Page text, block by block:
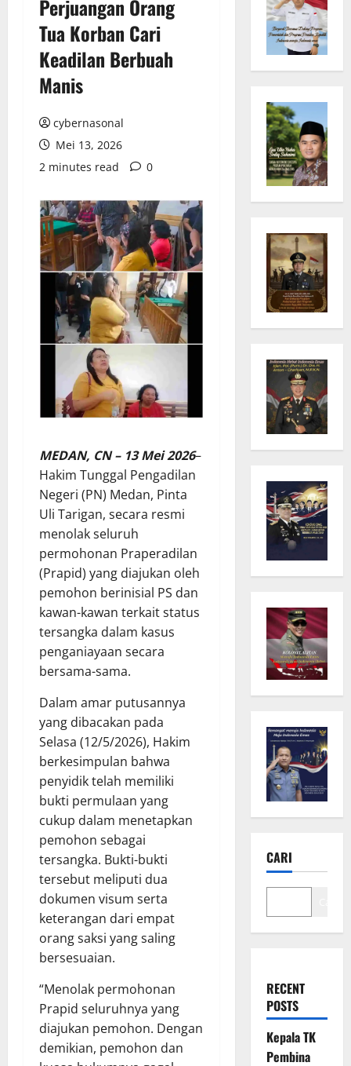
Perjuangan Orang
Tua Korban Cari
Keadilan Berbuah
Manis
cybernasonal
Mei 13, 2026
2 minutes read
0
MEDAN, CN – 13 Mei 2026–
Hakim Tunggal Pengadilan
Negeri (PN) Medan, Pinta
Uli Tarigan, secara resmi
menolak seluruh
permohonan Praperadilan
(Prapid) yang diajukan oleh
pemohon berinisial PS dan
kawan-kawan terkait status
tersangka dalam kasus
penganiayaan secara
bersama-sama.
Dalam amar putusannya
yang dibacakan pada
Selasa (12/5/2026), Hakim
berkesimpulan bahwa
penyidik telah memiliki
bukti permulaan yang
cukup dalam menetapkan
pemohon sebagai
tersangka. Bukti-bukti
tersebut meliputi dua
dokumen visum serta
keterangan dari empat
orang saksi yang saling
bersesuaian.
“Menolak permohonan
Prapid seluruhnya yang
diajukan pemohon. Dengan
demikian, pemohon dan
CARI
RECENT
POSTS
Kepala TK
Pembina